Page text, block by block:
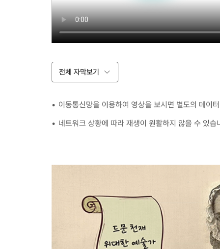
전체 자막보기
이동통신망을 이용하여 영상을 보시면 별도의 데이
네트워크 상황에 따라 재생이 원활하지 않을 수 있습